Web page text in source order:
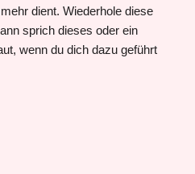
dient. Wiederhole diese
sprich dieses oder ein
wenn du dich dazu geführt